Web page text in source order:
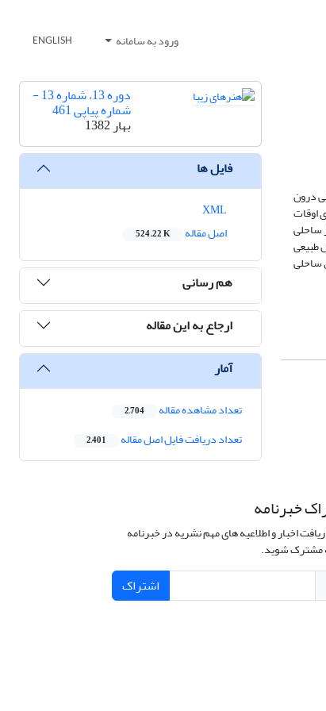
ورود به سامانه ENGLISH
درون
اوقات
ساحلی
طبیعی
ساحلی
دوره 13، شماره 13 -
شماره پیاپی 461
بهار 1382
فایل ها
اصل مقاله
524.22 K
هم رسانی
ارجاع به این مقاله
آمار
تعداد مشاهده مقاله 2,704
تعداد دریافت فایل اصل مقاله 2,401
خبرنامه
اخبار و اطلاعیه های مهم نشریه در خبرنامه
مشترک شوید.
اشتراک